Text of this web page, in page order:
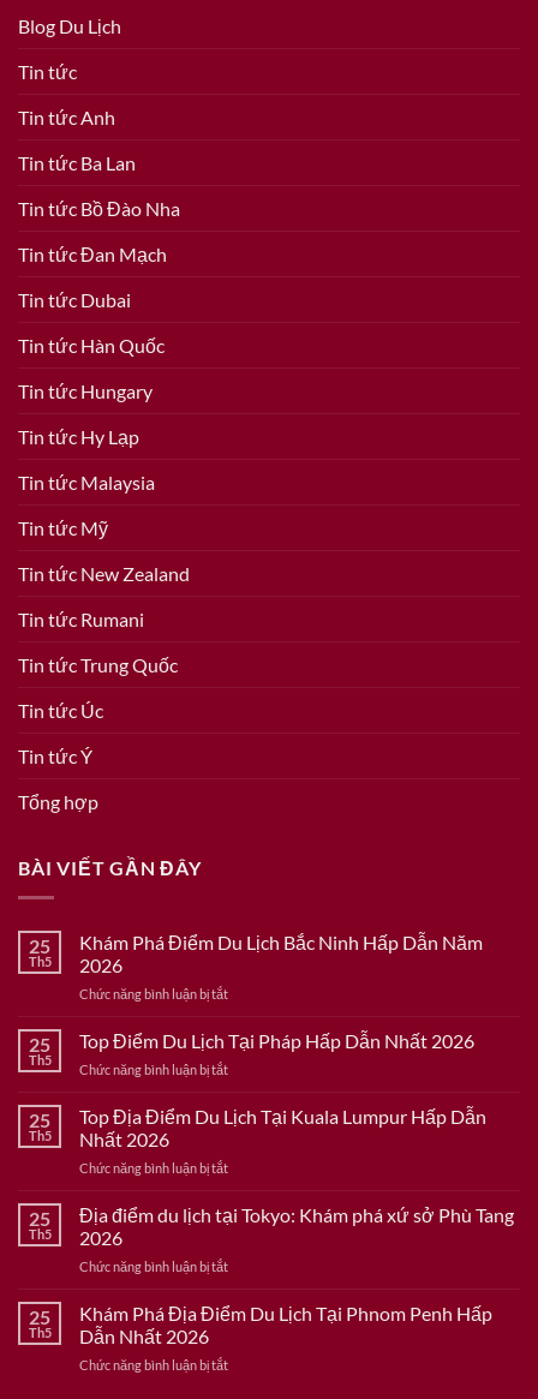
Blog Du Lịch
Tin tức
Tin tức Anh
Tin tức Ba Lan
Tin tức Bồ Đào Nha
Tin tức Đan Mạch
Tin tức Dubai
Tin tức Hàn Quốc
Tin tức Hungary
Tin tức Hy Lạp
Tin tức Malaysia
Tin tức Mỹ
Tin tức New Zealand
Tin tức Rumani
Tin tức Trung Quốc
Tin tức Úc
Tin tức Ý
Tổng hợp
BÀI VIẾT GẦN ĐÂY
25
Th5
Khám Phá Điểm Du Lịch Bắc Ninh Hấp Dẫn Năm
2026
Chức năng bình luận bị tắtở
Phá
Điểm
Du
Bắc
Dẫn
2026
25
Th5
Top Điểm Du Lịch Tại Pháp Hấp Dẫn Nhất 2026
Chức năng bình luận bị tắtở
Điểm
Du
Tại
Hấp
2026
25
Th5
Top Địa Điểm Du Lịch Tại Kuala Lumpur Hấp Dẫn
Nhất 2026
Chức năng bình luận bị tắtở
Địa
Điểm
Lịch
Kuala
Dẫn
25
Th5
Địa điểm du lịch tại Tokyo: Khám phá xứ sở Phù Tang
2026
Chức năng bình luận bị tắtở
điểm
du
tại
25
Th5
Khám Phá Địa Điểm Du Lịch Tại Phnom Penh Hấp
Dẫn Nhất 2026
Chức năng bình luận bị tắtở